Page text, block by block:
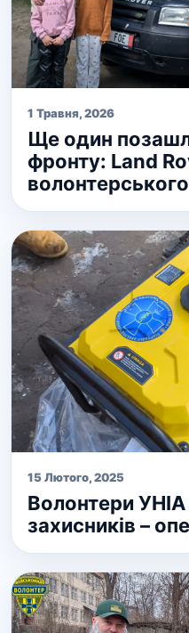
1 Травня, 2026
Ще один
фронту: Land
15 Лютого, 2025
Волонтери
захисників –